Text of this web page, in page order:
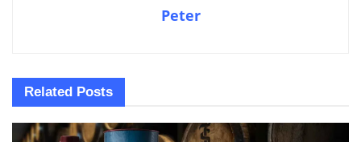
Peter
Related Posts